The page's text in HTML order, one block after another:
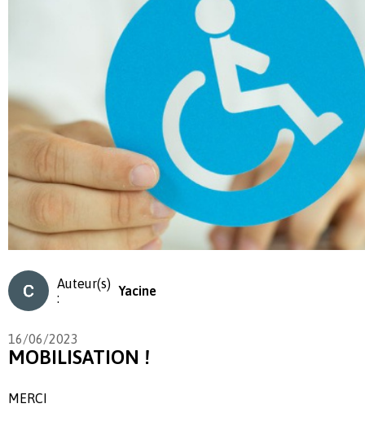
Auteur(s)
:
Yacine
16/06/2023
MOBILISATION !
MERCI